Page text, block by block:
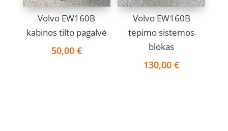
Volvo EW160B
kabinos tilto pagalvė
50,00 €
Volvo EW160B
tepimo sistemos
blokas
130,00€